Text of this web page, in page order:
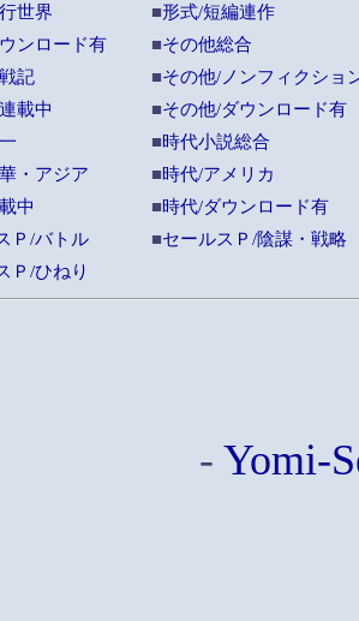
世界 ■形式/短編連作
ンロード有 ■その他総合
記 ■その他/ノンフィクショ
載中 ■その他/ダウンロード有
■時代小説総合
・アジア ■時代/アメリカ
中 ■時代/ダウンロード有
Ｐ/バトル ■セールスＰ/陰謀・戦略
Ｐ/ひねり
- Yomi-